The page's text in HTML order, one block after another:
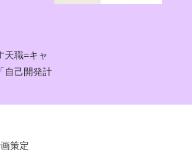
天職=キャ
自己開発計
策定